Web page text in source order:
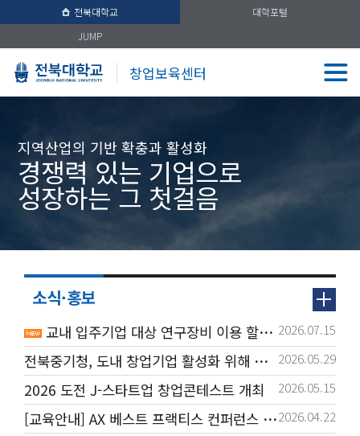
전북대학교
대학포털
JUMP
창업보육센터
지역산업의 기반 확충과 활성화
경쟁력 있는 기업으로
성장하는 그 첫걸음
소식·홍보
교내 입주기업 대상 연구장비 이용 할인 안내 2026.07.15
전북중기청, 도내 창업기업 활성화 위해 이틀간 ‘광폭 행보’ 2026.05.29
2026 도전 J-스타트업 창업콘테스트 개최 2026.05.15
[교육안내] AX 베스트 프랙티스 컨퍼런스 연계 교육2026.04.22